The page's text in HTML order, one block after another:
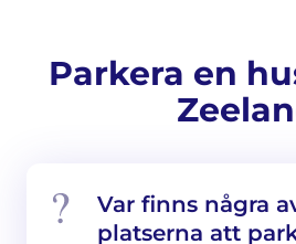
Parkera en
Var finns några
platserna att